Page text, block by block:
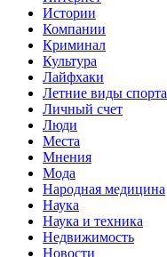
Истории
Компании
Криминал
Культура
Лайфхаки
Летние виды спорта
Личный счет
Люди
Места
Мнения
Мода
Народная медицина
Наука
Наука и техника
Недвижимость
Новости